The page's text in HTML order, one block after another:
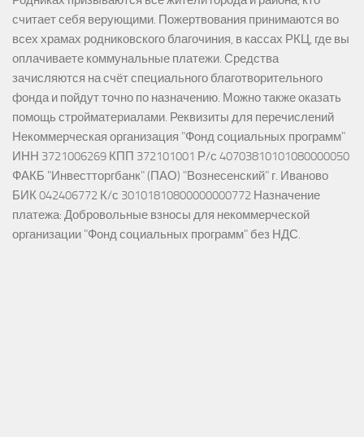
считает себя верующими. Пожертвования принимаются во
всех храмах родниковского благочиния, в кассах РКЦ, где вы
оплачиваете коммунальные платежи. Средства
зачисляются на счёт специального благотворительного
фонда и пойдут точно по назначению. Можно также оказать
помощь стройматериалами. Реквизиты для перечислений
Некоммерческая организация "Фонд социальных программ"
ИНН 3721006269 КПП 372101001 Р/с 40703810101080000050
ФАКБ "Инвестторгбанк" (ПАО) "Вознесенский" г. Иваново
БИК 042406772 К/с 30101810800000000772 Назначение
платежа: Добровольные взносы для некоммерческой
организации "Фонд социальных программ" без НДС.